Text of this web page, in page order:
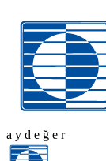
a y d e ğ e r